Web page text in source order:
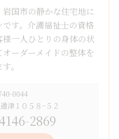
国市の静かな住宅地に
す。介護福祉士の資格
一人ひとりの身体の状
ーダーメイドの整体を
。
0044
津１０５８−５２
2869